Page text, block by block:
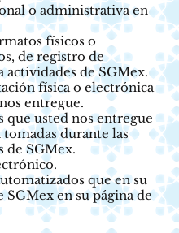
o administrativa en
físicos o
de registro de
actividades de SGMex.
física o electrónica
entregue.
que usted nos entregue
tomadas durante las
de SGMex.
que en su
SGMex en su página de